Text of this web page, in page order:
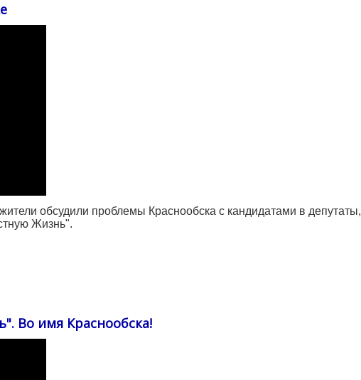
обсудили проблемы Краснообска с кандидатами в депутаты,
Жизнь".
Во имя Краснообска!